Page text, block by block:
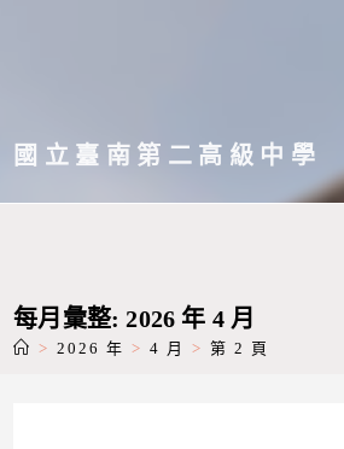
主國立臺南第二高級中學
每月彙整: 2026 年 4 月
> 2026 年 > 4 月 > 第 2 頁